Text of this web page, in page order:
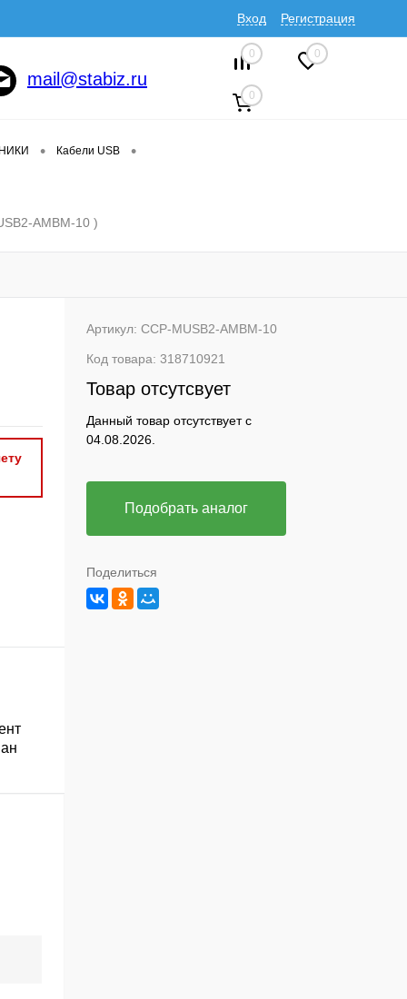
Вход Регистрация
mail@stabiz.ru
0 0
0
• Кабели USB •
AMBM-10 )
Артикул: CCP-MUSB2-AMBM-10
Код товара: 318710921
Товар отсутсвует
Данный товар отсутствует с
04.08.2026.
Подобрать аналог
Поделиться